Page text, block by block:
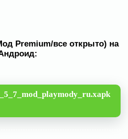
Premium/все открыто) на